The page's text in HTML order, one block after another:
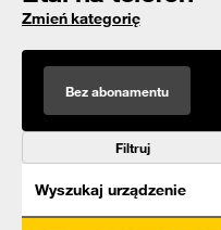
Zmień kategorię
Bez abonamentu
Filtruj
Wyszukaj urządzenie